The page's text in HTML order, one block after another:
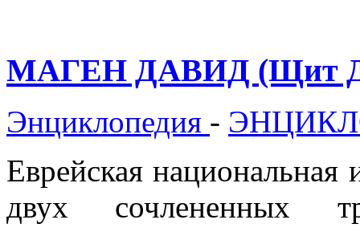
МАГЕН ДАВИД (Щит
Энциклопедия -
Еврейская
двух сочлененных